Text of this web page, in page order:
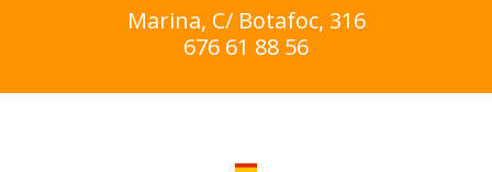
Marina, C/ Botafoc, 316
676 61 88 56